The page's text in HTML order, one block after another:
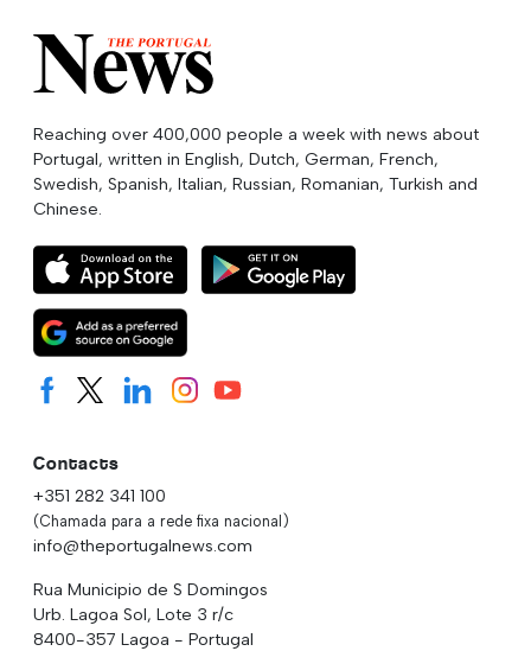
Reaching over 400,000 people a week with news about
Portugal, written in English, Dutch, German, French,
Swedish, Spanish, Italian, Russian, Romanian, Turkish and
Chinese.
Contacts
+351 282 341 100
(Chamada para a rede fixa nacional)
info@theportugalnews.com
Rua Municipio de S Domingos
Urb. Lagoa Sol, Lote 3 r/c
8400-357 Lagoa - Portugal